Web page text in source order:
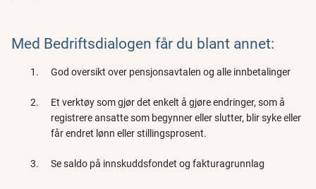
Med Bedriftsdialogen får du blant annet:
God oversikt over pensjonsavtalen og alle innbetalinger
Et verktøy som gjør det enkelt å gjøre endringer, som å
registrere ansatte som begynner eller slutter, blir syke eller
får endret lønn eller stillingsprosent.
Se saldo på innskuddsfondet og fakturagrunnlag